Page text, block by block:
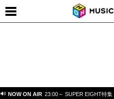
NOW ON AIR 23:00～ SUPER EIGHT特集